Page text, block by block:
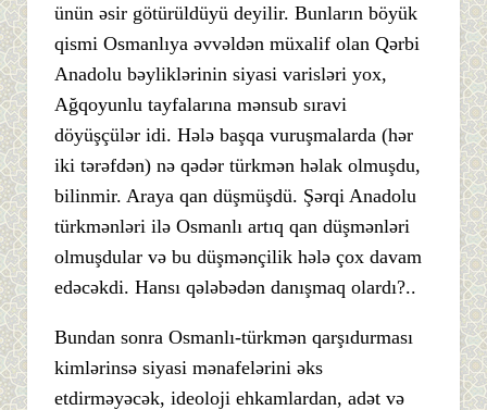
ünün əsir götürüldüyü deyilir. Bunların böyük
qismi Osmanlıya əvvəldən müxalif olan Qərbi
Anadolu bəyliklərinin siyasi varisləri yox,
Ağqoyunlu tayfalarına mənsub sıravi
döyüşçülər idi. Hələ başqa vuruşmalarda (hər
iki tərəfdən) nə qədər türkmən həlak olmuşdu,
bilinmir. Araya qan düşmüşdü. Şərqi Anadolu
türkmənləri ilə Osmanlı artıq qan düşmənləri
olmuşdular və bu düşmənçilik hələ çox davam
edəcəkdi. Hansı qələbədən danışmaq olardı?..
Bundan sonra Osmanlı-türkmən qarşıdurması
kimlərinsə siyasi mənafelərini əks
etdirməyəcək, ideoloji ehkamlardan, adət və